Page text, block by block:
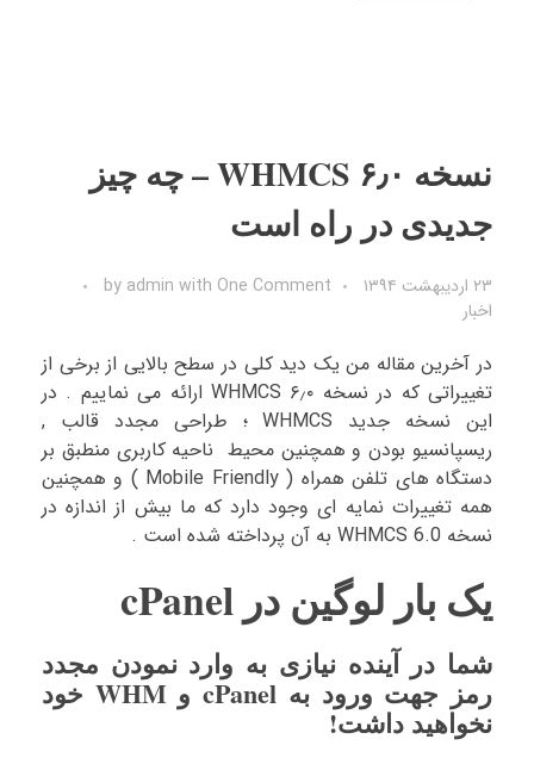
نسخه ۶٫۰ WHMCS – چه چیز
جدیدی در راه است
۲۳ اردیبهشت ۱۳۹۴ by admin with One Comment
اخبار
در آخرین مقاله من یک دید کلی در سطح بالایی از برخی از
تغییراتی که در نسخه ۶٫۰ WHMCS ارائه می نماییم . در
این نسخه جدید WHMCS ؛ طراحی مجدد قالب ,
ریسپانسیو بودن و همچنین محیط ناحیه کاربری منطبق بر
دستگاه های تلفن همراه ( Mobile Friendly ) و همچنین
همه تغییرات نمایه ای وجود دارد که ما بیش از اندازه در
نسخه WHMCS 6.0 به آن پرداخته شده است .
یک بار لوگین در cPanel
شما در آینده نیازی به وارد نمودن مجدد
رمز جهت ورود به cPanel و WHM خود
نخواهید داشت!